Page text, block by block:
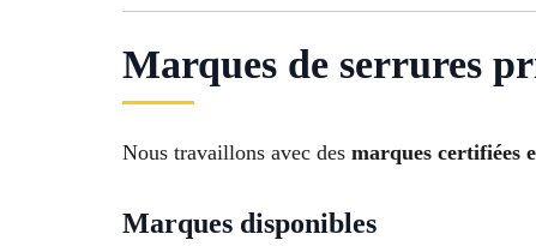
Marques de serrures
Nous travaillons avec des marques certifiées
Marques disponibles